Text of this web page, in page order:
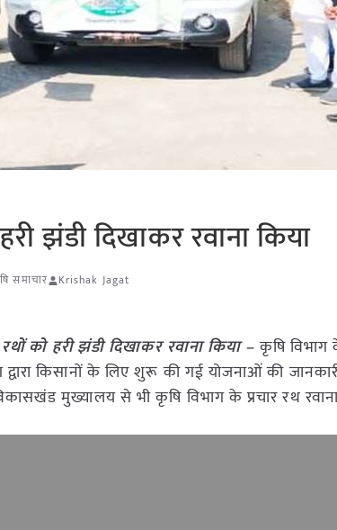
झंडी दिखाकर रवाना किया
समाचार Krishak Jagat
को हरी झंडी दिखाकर रवाना किया –कृषि
किसानों के लिए शुरू की गई योजनाओं की
मुख्यालय से भी कृषि विभाग के प्रचार रथ